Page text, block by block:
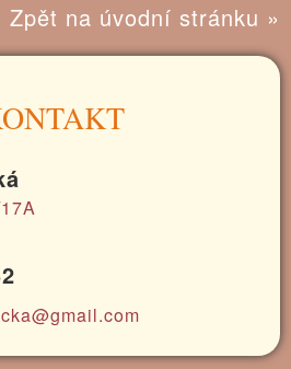
Zpět na úvodní stránku »